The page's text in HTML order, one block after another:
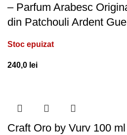
– Parfum Arabesc
din Patchouli Ardent
Stoc epuizat
240,0 lei
Craft Oro by Vurv 100